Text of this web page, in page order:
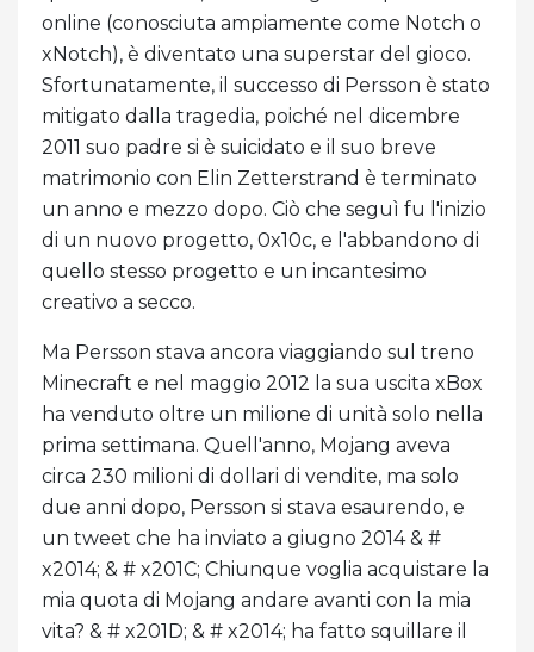
online (conosciuta ampiamente come Notch o
xNotch), è diventato una superstar del gioco.
Sfortunatamente, il successo di Persson è stato
mitigato dalla tragedia, poiché nel dicembre
2011 suo padre si è suicidato e il suo breve
matrimonio con Elin Zetterstrand è terminato
un anno e mezzo dopo. Ciò che seguì fu l'inizio
di un nuovo progetto, 0x10c, e l'abbandono di
quello stesso progetto e un incantesimo
creativo a secco.
Ma Persson stava ancora viaggiando sul treno
Minecraft e nel maggio 2012 la sua uscita xBox
ha venduto oltre un milione di unità solo nella
prima settimana. Quell'anno, Mojang aveva
circa 230 milioni di dollari di vendite, ma solo
due anni dopo, Persson si stava esaurendo, e
un tweet che ha inviato a giugno 2014 & #
x2014; & # x201C; Chiunque voglia acquistare la
mia quota di Mojang andare avanti con la mia
vita? & # x201D; & # x2014; ha fatto squillare il